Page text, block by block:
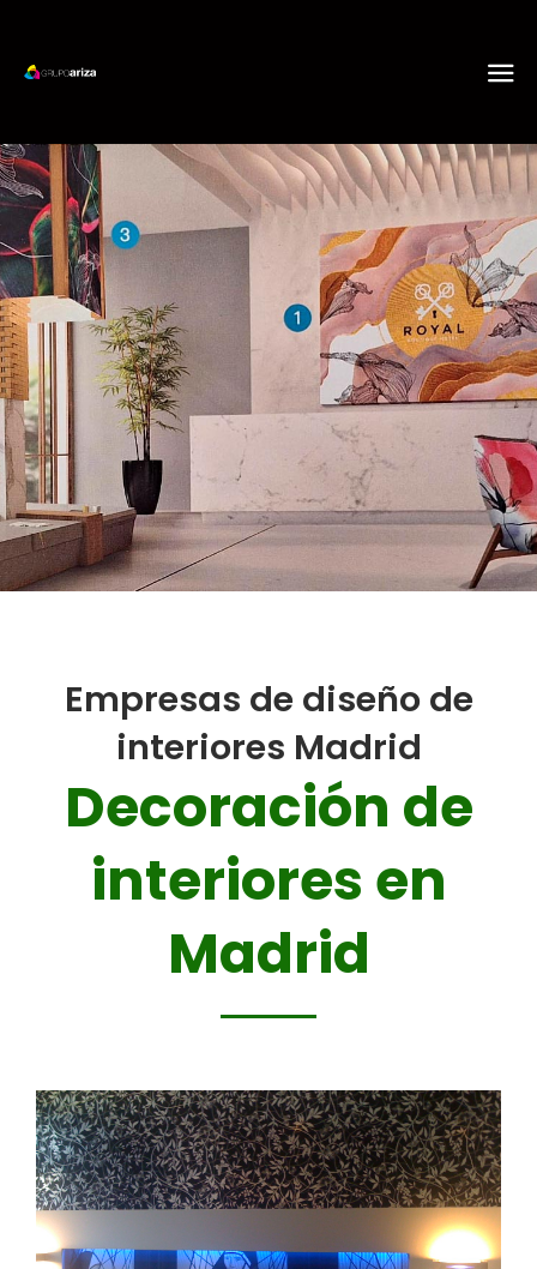
Empresas de diseño de
interiores Madrid
Decoración de
interiores en
Madrid